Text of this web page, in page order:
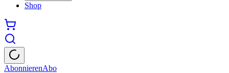
Shop
AbonnierenAbo